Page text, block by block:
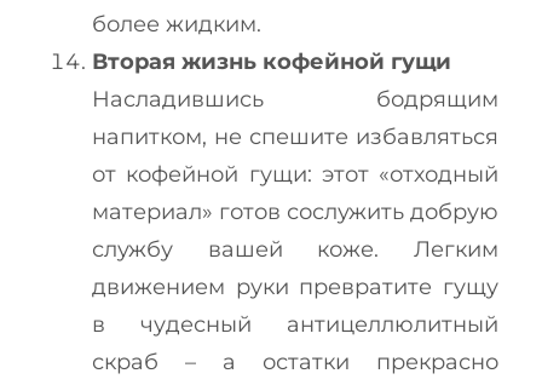
более жидким.
Вторая жизнь кофейной гущи
Насладившись бодрящим
напитком, не спешите избавляться
от кофейной гущи: этот «отходный
материал» готов сослужить добрую
службу вашей коже. Легким
движением руки превратите гущу
в чудесный антицеллюлитный
скраб – а остатки прекрасно